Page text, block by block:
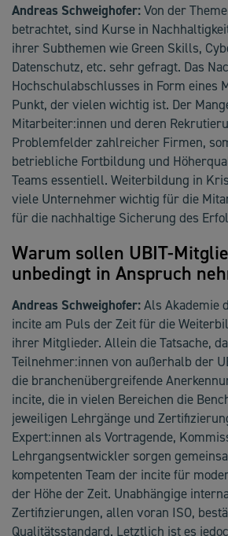
Andreas Schweighofer:Von der
betrachtet, sind Kurse in
ihrer Subthemen wie Green Skills,
Datenschutz, etc. sehr gefragt. Das
Hochschulabschlusses in Form eines
Punkt, der vielen wichtig ist. Der
Mitarbeiter:innen und deren
Problemfelder zahlreicher Firmen,
betriebliche Fortbildung und
Teams essentiell. Weiterbildung in
viele Unternehmer wichtig für die
für die nachhaltige Sicherung des
Warum sollen UBIT-
unbedingt in Anspruch
Andreas Schweighofer:Als Akademie
incite am Puls der Zeit für die
ihrer Mitglieder. Allein die Tatsache,
Teilnehmer:innen von außerhalb der
die branchenübergreifende
incite, die in vielen Bereichen die
jeweiligen Lehrgänge und
Expert:innen als Vortragende,
Lehrgangsentwickler sorgen
kompetenten Team der incite für
der Höhe der Zeit. Unabhängige
Zertifizierungen, allen voran ISO,
Qualitätsstandard. Letztlich ist es